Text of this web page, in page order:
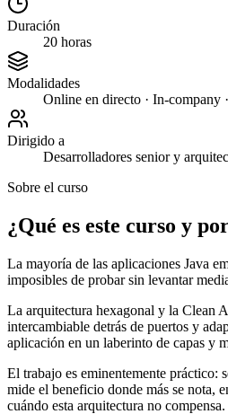
Duración
20 horas
Modalidades
Online en directo · In-company
Dirigido a
Desarrolladores senior y
Sobre el curso
¿Qué es este curso y
La mayoría de las aplicaciones Java
imposibles de probar sin levantar
La arquitectura hexagonal y la Clean
intercambiable detrás de puertos y
aplicación en un laberinto de capas y
El trabajo es eminentemente práctico:
mide el beneficio donde más se nota,
cuándo esta arquitectura no compensa.